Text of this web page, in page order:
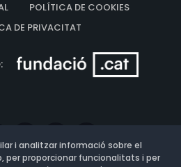
POLÍTICA DE COOKIES
DE PRIVACITAT
i analitzar informació sobre el
per proporcionar funcionalitats i per